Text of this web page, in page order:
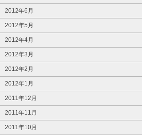
2012年6月
2012年5月
2012年4月
2012年3月
2012年2月
2012年1月
2011年12月
2011年11月
2011年10月